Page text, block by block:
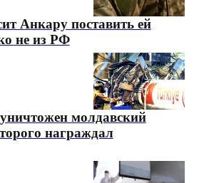
Анкару поставить ей
не из РФ
молдавский
награждал